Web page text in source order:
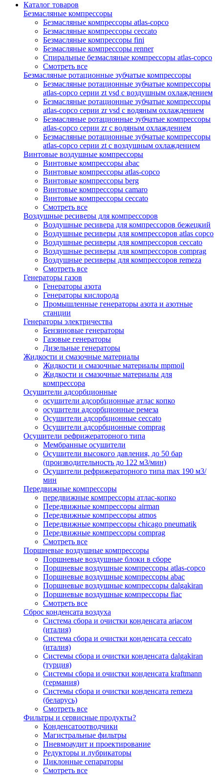
Каталог товаров
Безмасляные компрессоры
Безмасляные компрессоры atlas-copco
Безмасляные компрессоры ceccato
Безмасляные компрессоры fini
Безмасляные компрессоры renner
Спиральные безмасляные компрессоры atlas-copco
Смотреть все
Безмасляные ротационные зубчатые компрессоры
Безмасляные ротационные зубчатые компрессоры
atlas-copco серии zt vsd с воздушным охлаждением
Безмасляные ротационные зубчатые компрессоры
atlas-copco серии zr vsd с водяным охлаждением
Безмасляные ротационные зубчатые компрессоры
atlas-copco серии zr с водяным охлаждением
Безмасляные ротационные зубчатые компрессоры
atlas-copco серии zt с воздушным охлаждением
Винтовые воздушные компрессоры
Винтовые компрессоры abac
Винтовые компрессоры atlas-copco
Винтовые компрессоры berg
Винтовые компрессоры camaro
Винтовые компрессоры ceccato
Смотреть все
Воздушные ресиверы для компрессоров
Воздушные ресивера для компрессоров бежецкий
Воздушные ресиверы для компрессоров atlas copco
Воздушные ресиверы для компрессоров ceccato
Воздушные ресиверы для компрессоров comprag
Воздушные ресиверы для компрессоров remeza
Смотреть все
Генераторы газов
Генераторы азота
Генераторы кислорода
Промышленные генераторы азота и азотные
станции
Генераторы электричества
Бензиновые генераторы
Газовые генераторы
Дизельные генераторы
Жидкости и смазочные материалы
Жидкости и смазочные материалы mpmoil
Жидкости и смазочные материалы для
компрессора
Осушители адсорбционные
осушители адсорбционные атлас копко
осушители адсорбционные ремеза
Осушители адсорбционные ceccato
Осушители адсорбционные comprag
Осушители рефрижераторного типа
Мембранные осушители
Осушители высокого давления, до 50 бар
(производительность до 122 м3/мин)
Осушители рефрижераторного типа max 190 м3/
мин
Передвижные компрессоры
передвижные компрессоры атлас-копко
Передвижные компрессоры airman
Передвижные компрессоры atmos
Передвижные компрессоры chicago pneumatik
Передвижные компрессоры comprag
Смотреть все
Поршневые воздушные компрессоры
Поршневые воздушные блоки в сборе
Поршневые воздушные компрессоры atlas-copco
Поршневые воздушные компрессоры abac
Поршневые воздушные компрессоры dalgakiran
Поршневые воздушные компрессоры fiac
Смотреть все
Сброс конденсата воздуха
Система сбора и очистки конденсата ariacом
(италия)
Система сбора и очистки конденсата ceccato
(италия)
Системы сбора и очистки конденсата dalgakiran
(турция)
Системы сбора и очистки конденсата kraftmann
(германия)
Системы сбора и очистки конденсата remeza
(беларусь)
Смотреть все
Фильтры и сервисные продукты?
Конденсатоотводчики
Магистральные фильтры
Пневмоаудит и проектирование
Редукторы и лубрикаторы
Циклонные сепараторы
Смотреть все